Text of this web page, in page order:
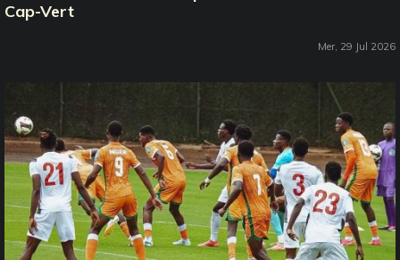
Cap-Vert
Mer, 29 Jul 2026